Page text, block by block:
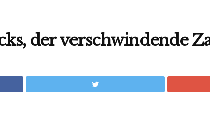
der verschwindende